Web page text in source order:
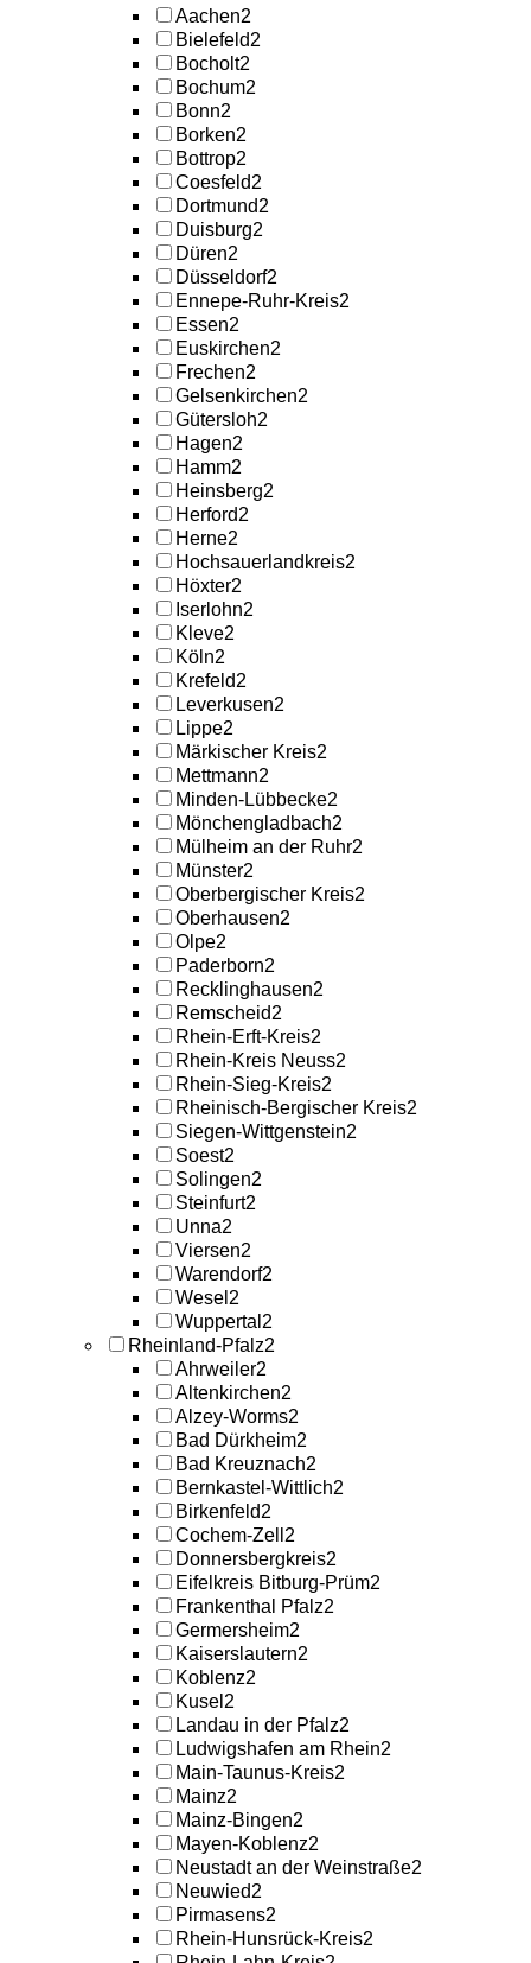
Aachen2
Bielefeld2
Bocholt2
Bochum2
Bonn2
Borken2
Bottrop2
Coesfeld2
Dortmund2
Duisburg2
Düren2
Düsseldorf2
Ennepe-Ruhr-Kreis2
Essen2
Euskirchen2
Frechen2
Gelsenkirchen2
Gütersloh2
Hagen2
Hamm2
Heinsberg2
Herford2
Herne2
Hochsauerlandkreis2
Höxter2
Iserlohn2
Kleve2
Köln2
Krefeld2
Leverkusen2
Lippe2
Märkischer Kreis2
Mettmann2
Minden-Lübbecke2
Mönchengladbach2
Mülheim an der Ruhr2
Münster2
Oberbergischer Kreis2
Oberhausen2
Olpe2
Paderborn2
Recklinghausen2
Remscheid2
Rhein-Erft-Kreis2
Rhein-Kreis Neuss2
Rhein-Sieg-Kreis2
Rheinisch-Bergischer Kreis2
Siegen-Wittgenstein2
Soest2
Solingen2
Steinfurt2
Unna2
Viersen2
Warendorf2
Wesel 2
Wuppertal 2
Rheinland-Pfalz2
Ahrweiler2
Altenkirchen2
Alzey-Worms2
Bad Dürkheim2
Bad Kreuznach2
Bernkastel-Wittlich2
Birkenfeld2
Cochem-Zell 2
Donnersbergkreis2
Eifelkreis Bitburg-Prüm2
Frankenthal Pfalz2
Germersheim2
Kaiserslautern2
Koblenz2
Kusel 2
Landau in der Pfalz2
Ludwigshafen am Rhein2
Main-Taunus-Kreis2
Mainz2
Mainz-Bingen2
Mayen-Koblenz2
Neustadt an der Weinstraße2
Neuwied2
Pirmasens2
Rhein-Hunsrück-Kreis2